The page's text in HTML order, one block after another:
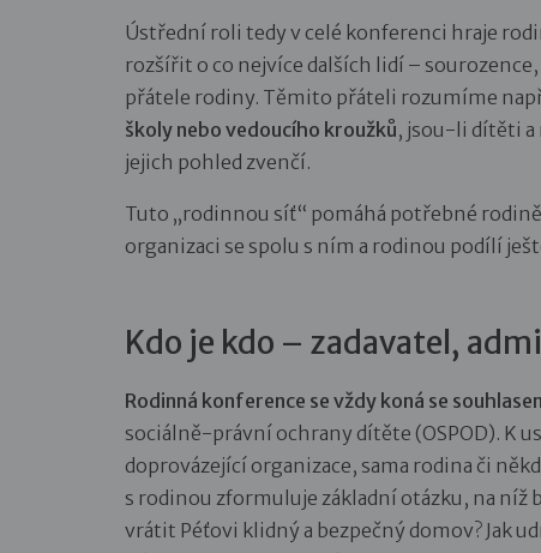
Ústřední roli tedy v celé konferenci hraje
rozšířit o co nejvíce dalších lidí –
přátele rodiny. Těmito přáteli rozumíme
školy nebo vedoucího kroužků, jsou-li dítěti a
jejich pohled zvenčí.
Tuto „rodinnou síť“ pomáhá potřebné
organizaci se spolu s ním a rodinou podílí
Kdo je kdo – zadavatel,
Rodinná konference se vždy koná se
sociálně-právní ochrany dítěte (OSPOD). K
doprovázející organizace, sama rodina či
s rodinou zformuluje základní otázku, na níž
vrátit Péťovi klidný a bezpečný domov? Jak